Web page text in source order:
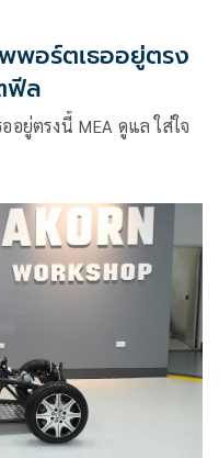
พอร์ตเธออยู่ตรง
ฟีล
ยู่ตรงนี้ MEA ดูแล ใส่ใจ